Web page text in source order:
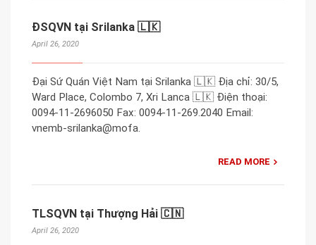
ĐSQVN tại Srilanka 🇱🇰
April 26, 2020
Đại Sứ Quán Việt Nam tại Srilanka 🇱🇰 Địa chỉ: 30/5,
Ward Place, Colombo 7, Xri Lanca 🇱🇰 Điện thoại:
0094-11-2696050 Fax: 0094-11-269.2040 Email:
vnemb-srilanka@mofa.
READ MORE
TLSQVN tại Thượng Hải 🇨🇳
April 26, 2020